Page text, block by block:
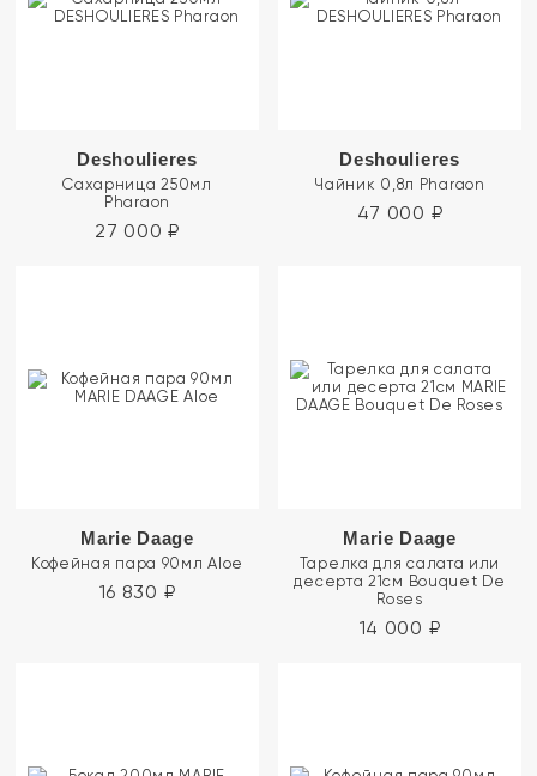
Deshoulieres
Сахарница 250мл
Pharaon
27 000 ₽
Deshoulieres
Чайник 0,8л Pharaon
47 000 ₽
Marie Daage
Кофейная пара 90мл Aloe
16 830 ₽
Marie Daage
Тарелка для салата или
десерта 21см Bouquet De
Roses
14 000 ₽